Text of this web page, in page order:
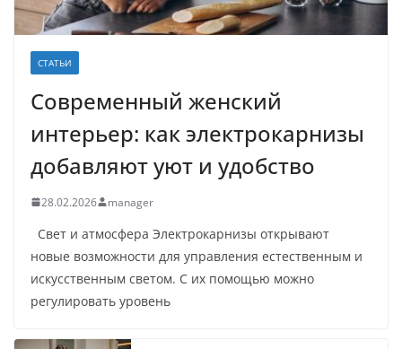
СТАТЬИ
Современный женский
интерьер: как электрокарнизы
добавляют уют и удобство
28.02.2026 manager
Свет и атмосфера Электрокарнизы открывают
новые возможности для управления естественным и
искусственным светом. С их помощью можно
регулировать уровень